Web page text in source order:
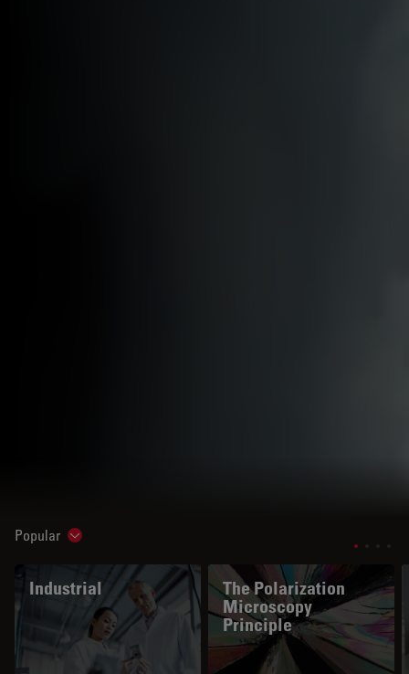
Popular Show subnavigation
Industrial
The Polarization
Microscopy
Principle